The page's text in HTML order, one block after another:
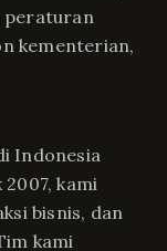
peraturan
kementerian,
Indonesia
kami
bisnis, dan
kami